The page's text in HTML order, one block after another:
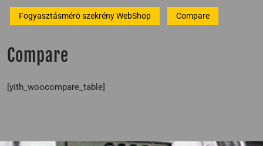
Fogyasztásmérö szekrény WebShop Compare
Compare
[yith_woocompare_table]